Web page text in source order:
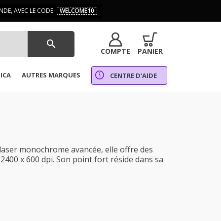
AVEC LE CODE WELCOME10
search
COMPTE PANIER
AUTRES MARQUES CENTRE D'AIDE
monochrome avancée, elle offre des
x 600 dpi. Son point fort réside dans sa